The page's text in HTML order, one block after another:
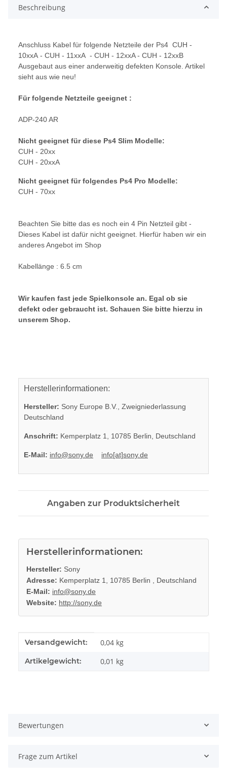
Beschreibung
Anschluss Kabel für folgende Netzteile der Ps4 CUH -
10xxA - CUH - 11xxA - CUH - 12xxA - CUH - 12xxB
Ausgebaut aus einer anderweitig defekten Konsole. Artikel
sieht aus wie neu!
Für folgende Netzteile geeignet :
ADP-240 AR
Nicht geeignet für diese Ps4 Slim Modelle:
CUH - 20xx
CUH - 20xxA
Nicht geeignet für folgendes Ps4 Pro Modelle:
CUH - 70xx
Beachten Sie bitte das es noch ein 4 Pin Netzteil gibt -
Dieses Kabel ist dafür nicht geeignet. Hierfür haben wir ein
anderes Angebot im Shop
Kabellänge : 6.5 cm
Wir kaufen fast jede Spielkonsole an. Egal ob sie
defekt oder gebraucht ist. Schauen Sie bitte hierzu in
unserem Shop.
Herstellerinformationen:
Hersteller: Sony Europe B.V., Zweigniederlassung
Deutschland
Anschrift: Kemperplatz 1, 10785 Berlin, Deutschland
E-Mail: info@sony.de info[at]sony.de
Angaben zur Produktsicherheit
Herstellerinformationen:
Hersteller: Sony
Adresse: Kemperplatz 1, 10785 Berlin , Deutschland
E-Mail: info@sony.de
Website: http://sony.de
Produkteigenschaft
Wert
Versandgewicht: 0,04 kg
Artikelgewicht: 0,01 kg
Bewertungen
Frage zum Artikel